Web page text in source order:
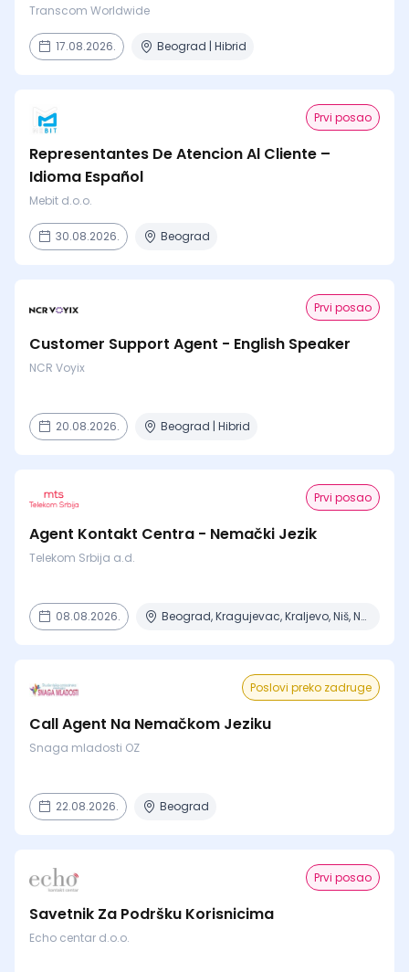
Transcom Worldwide
17.08.2026. Beograd | Hibrid
Prvi posao
Representantes De Atencion Al Cliente –
Idioma Español
Mebit d.o.o.
30.08.2026. Beograd
Prvi posao
Customer Support Agent - English Speaker
NCR Voyix
20.08.2026. Beograd | Hibrid
Prvi posao
Agent Kontakt Centra - Nemački Jezik
Telekom Srbija a.d.
08.08.2026. Beograd, Kragujevac, Kraljevo, Niš, Novi Sad + 2 mesta
Poslovi preko zadruge
Call Agent Na Nemačkom Jeziku
Snaga mladosti OZ
22.08.2026. Beograd
Prvi posao
Savetnik Za Podršku Korisnicima
Echo centar d.o.o.